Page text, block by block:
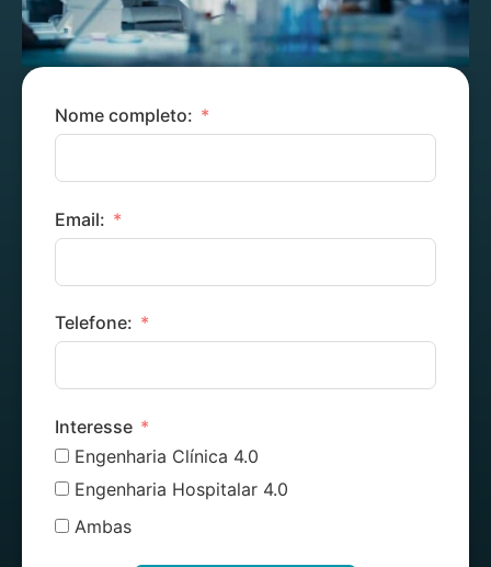
Nome completo:
Email:
Telefone:
Interesse
Engenharia Clínica 4.0
Engenharia Hospitalar 4.0
Ambas